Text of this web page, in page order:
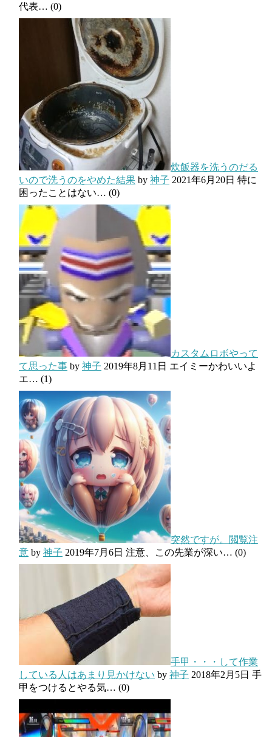
代表… (0)
炊飯器を洗うのだる
いので洗うのをやめた結果 by 神子 2021年6月20日 特に
困ったことはない… (0)
カスタムロボやって
て思った事 by 神子 2019年8月11日 エイミーかわいいよ
エ… (1)
突然ですが。閲覧注
意 by 神子 2019年7月6日 注意、この先業が深い… (0)
手甲・・・して作業
している人はあまり見かけない by 神子 2018年2月5日 手
甲をつけるとやる気… (0)